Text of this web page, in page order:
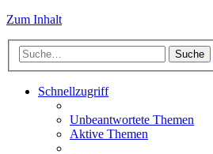
Zum Inhalt
Suche
Schnellzugriff
Unbeantwortete Themen
Aktive Themen